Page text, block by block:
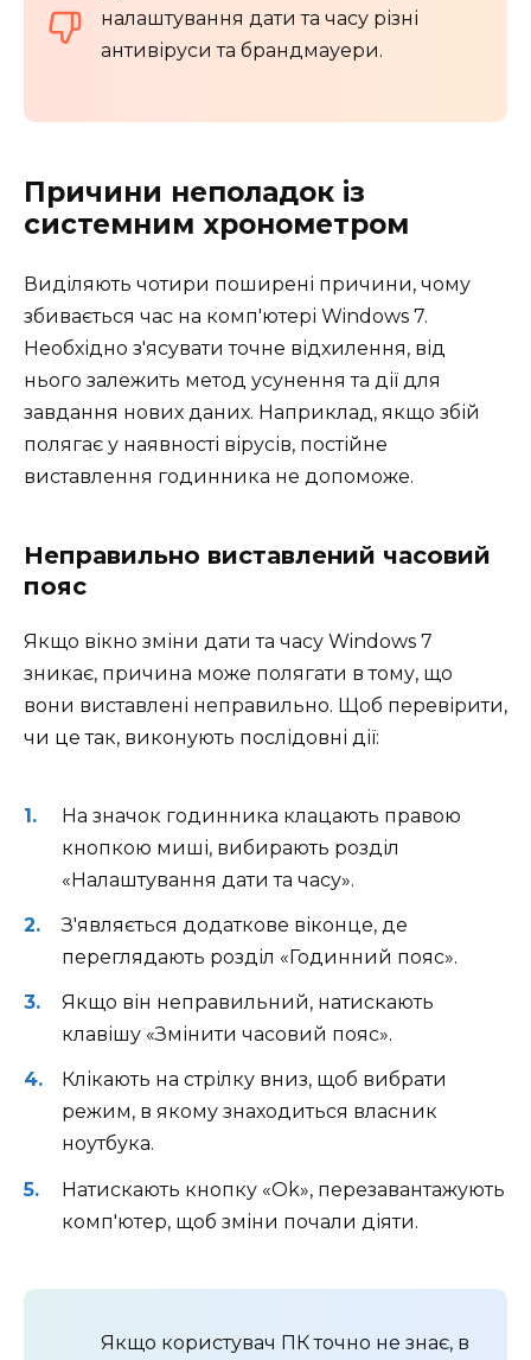
налаштування дати та часу різні
антивіруси та брандмауери.
Причини неполадок із
системним хронометром
Виділяють чотири поширені причини, чому
збивається час на комп'ютері Windows 7.
Необхідно з'ясувати точне відхилення, від
нього залежить метод усунення та дії для
завдання нових даних. Наприклад, якщо збій
полягає у наявності вірусів, постійне
виставлення годинника не допоможе.
Неправильно виставлений часовий
пояс
Якщо вікно зміни дати та часу Windows 7
зникає, причина може полягати в тому, що
вони виставлені неправильно. Щоб перевірити,
чи це так, виконують послідовні дії:
На значок годинника клацають правою
кнопкою миші, вибирають розділ
«Налаштування дати та часу».
З'являється додаткове віконце, де
переглядають розділ «Годинний пояс».
Якщо він неправильний, натискають
клавішу «Змінити часовий пояс».
Клікають на стрілку вниз, щоб вибрати
режим, в якому знаходиться власник
ноутбука.
Натискають кнопку «Ok», перезавантажують
комп'ютер, щоб зміни почали діяти.
Якщо користувач ПК точно не знає, в